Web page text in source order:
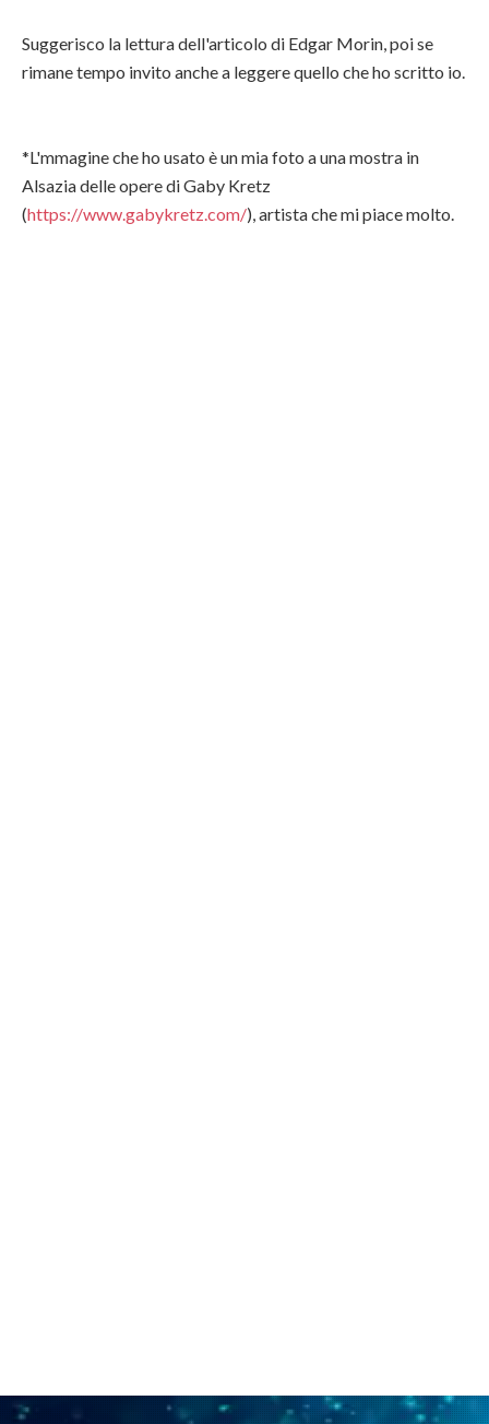
Suggerisco la lettura dell'articolo di Edgar Morin, poi se
rimane tempo invito anche a leggere quello che ho scritto io.
*L'mmagine che ho usato è un mia foto a una mostra in
Alsazia delle opere di Gaby Kretz
(https://www.gabykretz.com/), artista che mi piace molto.